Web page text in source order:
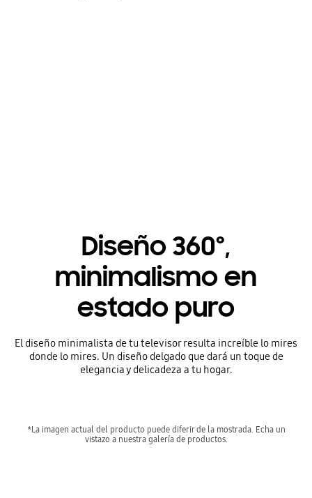
Diseño 360º,
minimalismo en
estado puro
El diseño minimalista de tu televisor resulta increíble lo mires
donde lo mires. Un diseño delgado que dará un toque de
elegancia y delicadeza a tu hogar.
*La imagen actual del producto puede diferir de la mostrada. Echa un
vistazo a nuestra galería de productos.